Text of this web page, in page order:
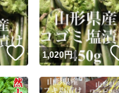
いいね！
1,020円